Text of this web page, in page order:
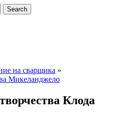
на сварщика »
Микеланджело
Клода